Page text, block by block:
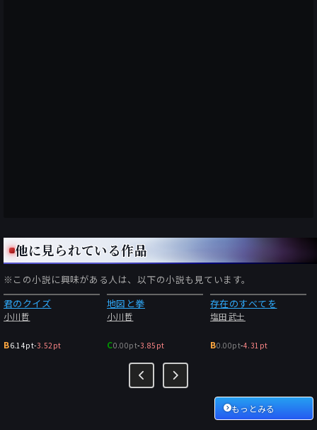
他に見られている作品
※この小説に興味がある人は、以下の小説も見ています。
君のクイズ
小川哲
B6.14pt-3.52pt
地図と拳
小川哲
C0.00pt-3.85pt
存在のすべてを
塩田武士
B0.00pt-4.31pt
もっとみる